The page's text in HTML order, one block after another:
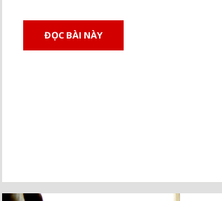
ĐỌC BÀI NÀY